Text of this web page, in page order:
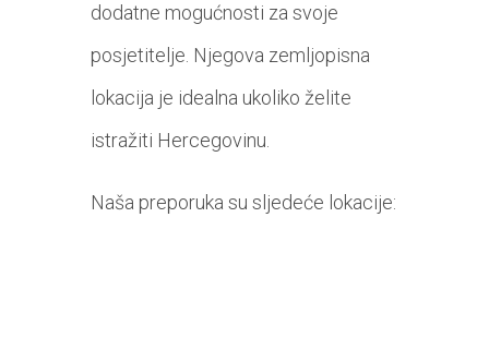
dodatne mogućnosti za svoje
posjetitelje. Njegova zemljopisna
lokacija je idealna ukoliko želite
istražiti Hercegovinu.
Naša preporuka su sljedeće lokacije: